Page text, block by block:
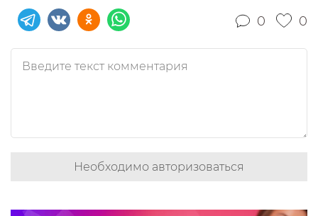
0 0
Необходимо авторизоваться